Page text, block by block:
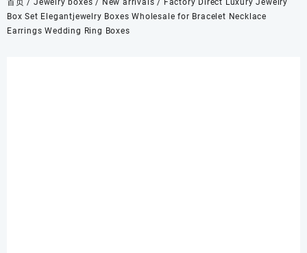
首页 /Jewelry boxes / New arrivals / Factory Direct Luxury Jewelry
Box Set Elegantjewelry Boxes Wholesale for Bracelet Necklace
Earrings Wedding Ring Boxes